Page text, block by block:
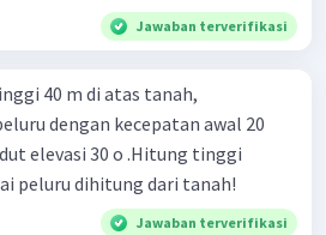
Jawaban terverifikasi
40 m di atas tanah,
dengan kecepatan awal 20
elevasi 30 o .Hitung tinggi
peluru dihitung dari tanah!
Jawaban terverifikasi